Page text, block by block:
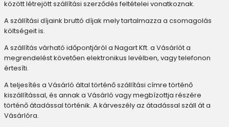
között létrejött szállítási szerződés feltételei vonatkoznak.
A szállítási díjaink bruttó díjak mely tartalmazza a csomagolás
költségeit is.
A szállítás várható időpontjáról a Nagart Kft. a Vásárlót a
megrendelést követően elektronikus levélben, vagy telefonon
értesíti.
A teljesítés a Vásárló által történő szállítási címre történő
kiszállítással, és annak a Vásárló vagy megbízottja részére
történő átadással történik. A kárveszély az átadással száll át a
Vásárlóra.